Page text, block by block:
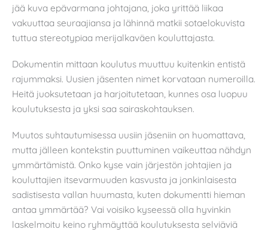
jää kuva epävarmana johtajana, joka yrittää liikaa
vakuuttaa seuraajiansa ja lähinnä matkii sotaelokuvista
tuttua stereotypiaa merijalkaväen kouluttajasta.
Dokumentin mittaan koulutus muuttuu kuitenkin entistä
rajummaksi. Uusien jäsenten nimet korvataan numeroilla.
Heitä juoksutetaan ja harjoitutetaan, kunnes osa luopuu
koulutuksesta ja yksi saa sairaskohtauksen.
Muutos suhtautumisessa uusiin jäseniin on huomattava,
mutta jälleen kontekstin puuttuminen vaikeuttaa nähdyn
ymmärtämistä. Onko kyse vain järjestön johtajien ja
kouluttajien itsevarmuuden kasvusta ja jonkinlaisesta
sadistisesta vallan huumasta, kuten dokumentti hieman
antaa ymmärtää? Vai voisiko kyseessä olla hyvinkin
laskelmoitu keino ryhmäyttää koulutuksesta selviäviä